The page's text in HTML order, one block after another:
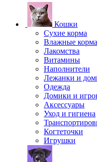
Кошки
Сухие корма
Влажные корма
Лакомства
Витамины
Наполнители
Лежанки и
Одежда
Домики и
Аксессуары
Уход и гигиена
Когтеточки
Игрушки